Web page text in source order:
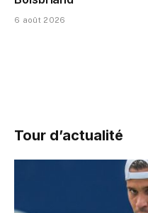
6 août 2026
Tour d’actualité